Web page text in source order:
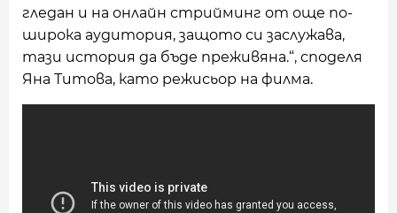
гледан и на онлайн стрийминг от още по-
широка аудитория, защото си заслужава,
тази история да бъде преживяна.“, споделя
Яна Титова, като режисьор на филма.